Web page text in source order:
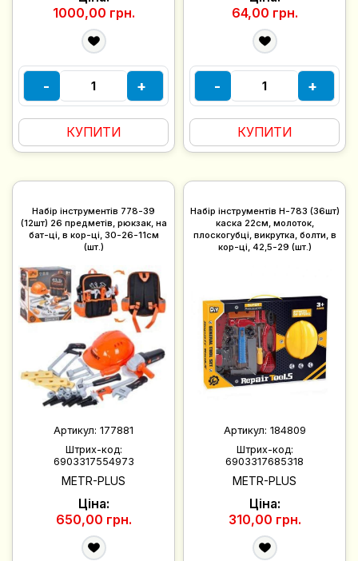
1000,00 грн.
- +
КУПИТИ
64,00 грн.
- +
КУПИТИ
Набір iнструментів 778-39
(12шт) 26 предметів, рюкзак, на
бат-ці, в кор-ці, 30-26-11см
(шт.)
Артикул: 177881
Штрих-код:
6903317554973
METR-PLUS
Ціна:
650,00 грн.
Набір iнструментів H-783 (36шт)
каска 22см, молоток,
плоскогубці, викрутка, болти, в
кор-ці, 42,5-29 (шт.)
Артикул: 184809
Штрих-код:
6903317685318
METR-PLUS
Ціна:
310,00 грн.